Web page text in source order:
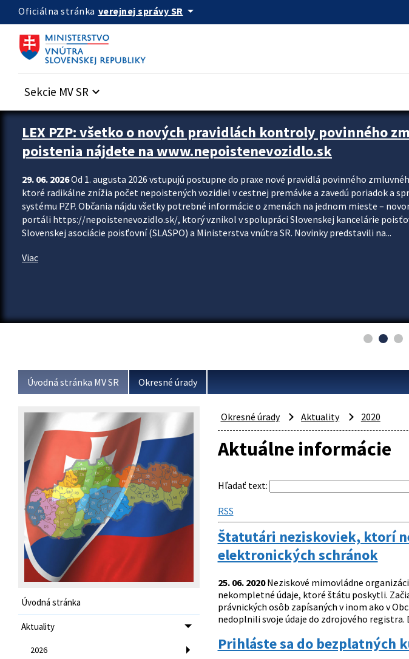
Preskocit na hlavný obsah
Oficiálna stránka verejnej správy SR arrow_drop_down
Sekcie MV SR keyboard_arrow_down
Zastavit automatický posun upútavok
LEX PZP: všetko o nových pravidlách kontroly povinného
poistenia nájdete na www.nepoistenevozidlo.sk
29. 06. 2026Od 1. augusta 2026 vstupujú postupne do praxe nové pravidlá povinného
ktoré radikálne znížia počet nepoistených vozidiel v cestnej premávke a zavedú poriadok a
systému PZP. Občania nájdu všetky potrebné informácie o zmenách na jednom mieste –
portáli https://nepoistenevozidlo.sk/, ktorý vznikol v spolupráci Slovenskej kancelárie
Slovenskej asociácie poisťovní (SLASPO) a Ministerstva vnútra SR. Novinky predstavili na...
Viac
Úvodná stránka MV SR Okresné úrady
Úvodná stránka
Aktuality
2026
Okresné úrady Aktuality 2020
Aktuálne informácie
Hľadať text:
RSS
Štatutári neziskoviek, ktorí
elektronických schránok
25. 06. 2020Neziskové mimovládne
nekompletné údaje, ktoré štátu poskytli.
právnických osôb zapísaných v inom ako v
nedoplnili svoje údaje do zdrojového registra.
Prihláste sa do bezplatných